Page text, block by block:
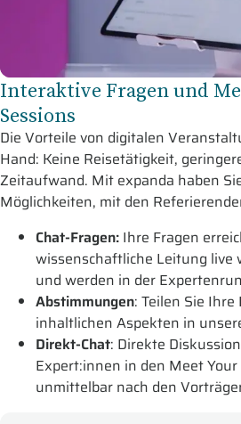
Interaktive Fragen und
Sessions
Die Vorteile von digitalen
Hand: Keine Reisetätigkeit,
Zeitaufwand. Mit expanda haben
Möglichkeiten, mit den
Chat-Fragen: Ihre Fragen
wissenschaftliche Leitung live
und werden in der
Abstimmungen: Teilen Sie
inhaltlichen Aspekten in
Direkt-Chat: Direkte
Expert:innen in den Meet
unmittelbar nach den